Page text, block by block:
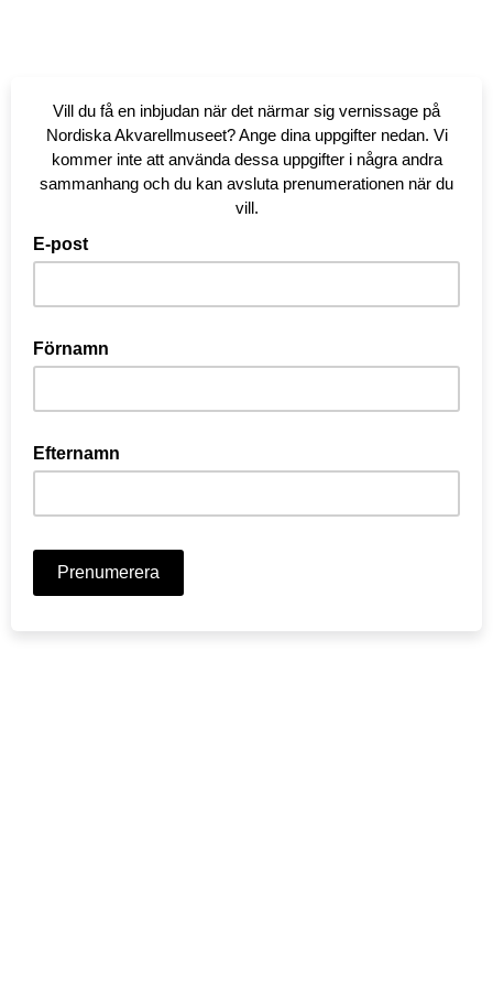
Vill du få en inbjudan när det närmar sig vernissage på
Nordiska Akvarellmuseet? Ange dina uppgifter nedan. Vi
kommer inte att använda dessa uppgifter i några andra
sammanhang och du kan avsluta prenumerationen när du
vill.
E-post
Förnamn
Efternamn